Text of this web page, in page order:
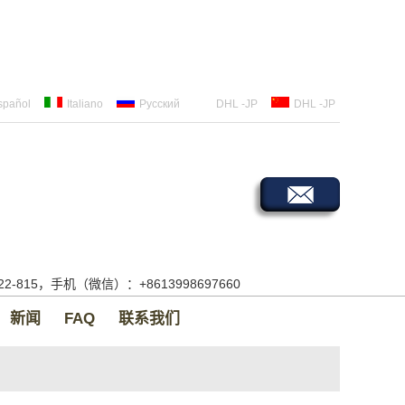
Italiano Русский DHL -JP DHL -JP
815，手机（微信）：+8613998697660
新闻 FAQ 联系我们